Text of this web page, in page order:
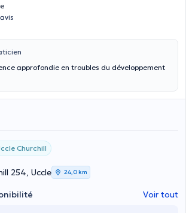
approfondie en troubles du développement
Churchill
254, Uccle 24,0 km
Voir tout